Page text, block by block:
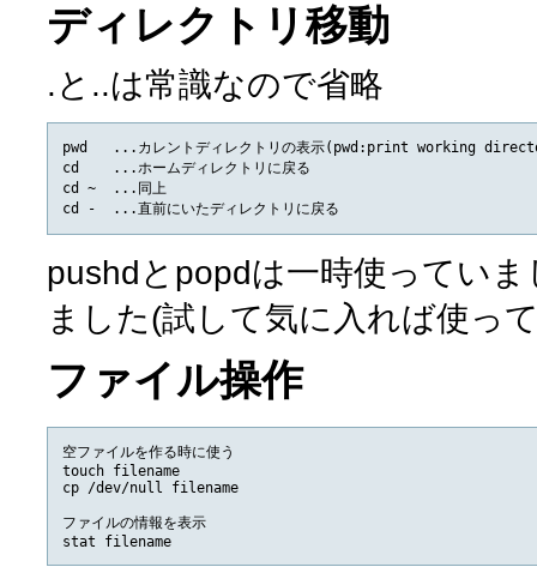
ディレクトリ移動
.と..は常識なので省略
pwd   ...カレントディレクトリの表示(pwd:print working
cd    ...ホームディレクトリに戻る
cd ~  ...同上
pushdとpopdは一時使ってい
ました(試して気に入れば使っ
ファイル操作
空ファイルを作る時に使う
touch filename
cp /dev/null filename
ファイルの情報を表示